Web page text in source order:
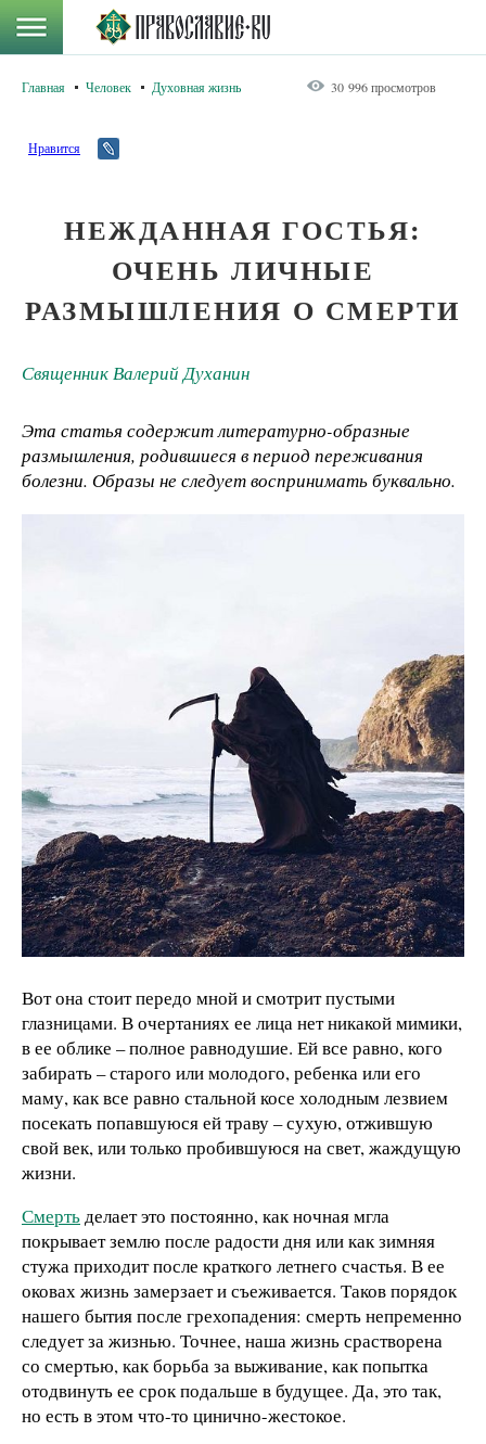
Главная Человек Духовная жизнь 30 996 просмотров
Нравится
НЕЖДАННАЯ ГОСТЬЯ:
ОЧЕНЬ ЛИЧНЫЕ
РАЗМЫШЛЕНИЯ О СМЕРТИ
Священник Валерий Духанин
Эта статья содержит литературно-образные
размышления, родившиеся в период переживания
болезни. Образы не следует воспринимать буквально.
Вот она стоит передо мной и смотрит пустыми
глазницами. В очертаниях ее лица нет никакой мимики,
в ее облике – полное равнодушие. Ей все равно, кого
забирать – старого или молодого, ребенка или его
маму, как все равно стальной косе холодным лезвием
посекать попавшуюся ей траву – сухую, отжившую
свой век, или только пробившуюся на свет, жаждущую
жизни.
Смертьделает это постоянно, как ночная мгла
покрывает землю после радости дня или как зимняя
стужа приходит после краткого летнего счастья. В ее
оковах жизнь замерзает и съеживается. Таков порядок
нашего бытия после грехопадения: смерть непременно
следует за жизнью. Точнее, наша жизнь срастворена
со смертью, как борьба за выживание, как попытка
отодвинуть ее срок подальше в будущее. Да, это так,
но есть в этом что-то цинично-жестокое.